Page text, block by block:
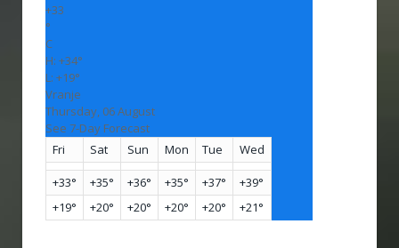
+33
°
C
H: +34°
L: +19°
Vranje
Thursday, 06 August
See 7-Day Forecast
Fri
Sat Sun Mon Tue Wed
+33° +35° +36° +35° +37° +39°
+19° +20° +20° +20° +20° +21°